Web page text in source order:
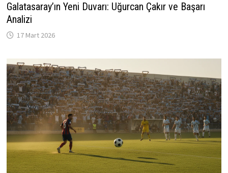
Galatasaray’ın Yeni Duvarı: Uğurcan Çakır ve Başarı
Analizi
17 Mart 2026